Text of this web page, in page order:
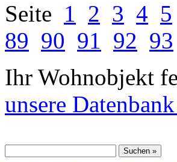
Seite 1 2 3 4 5
89 90 91 92 93
Ihr Wohnobjekt
unsere